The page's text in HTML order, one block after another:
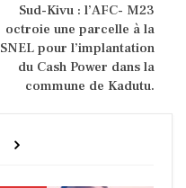
Sud-Kivu : l’AFC- M23
octroie une parcelle à la
SNEL pour l’implantation
du Cash Power dans la
commune de Kadutu.